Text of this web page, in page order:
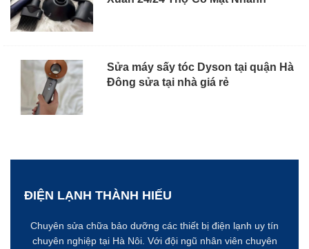
Sửa máy sấy tóc Dyson tại quận Hà
Đông sửa tại nhà giá rẻ
ĐIỆN LẠNH THÀNH HIẾU
Chuyên sửa chữa bảo dưỡng các thiết bị điện lạnh uy tín
chuyên nghiệp tại Hà Nôi. Với đội ngũ nhân viên chuyên